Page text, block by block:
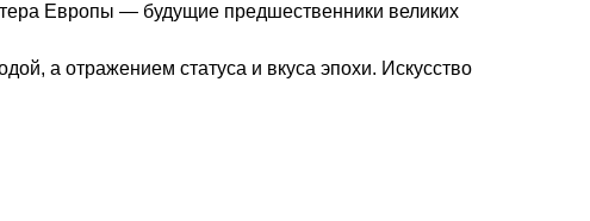
Европы — будущие предшественники великих
а отражением статуса и вкуса эпохи. Искусство